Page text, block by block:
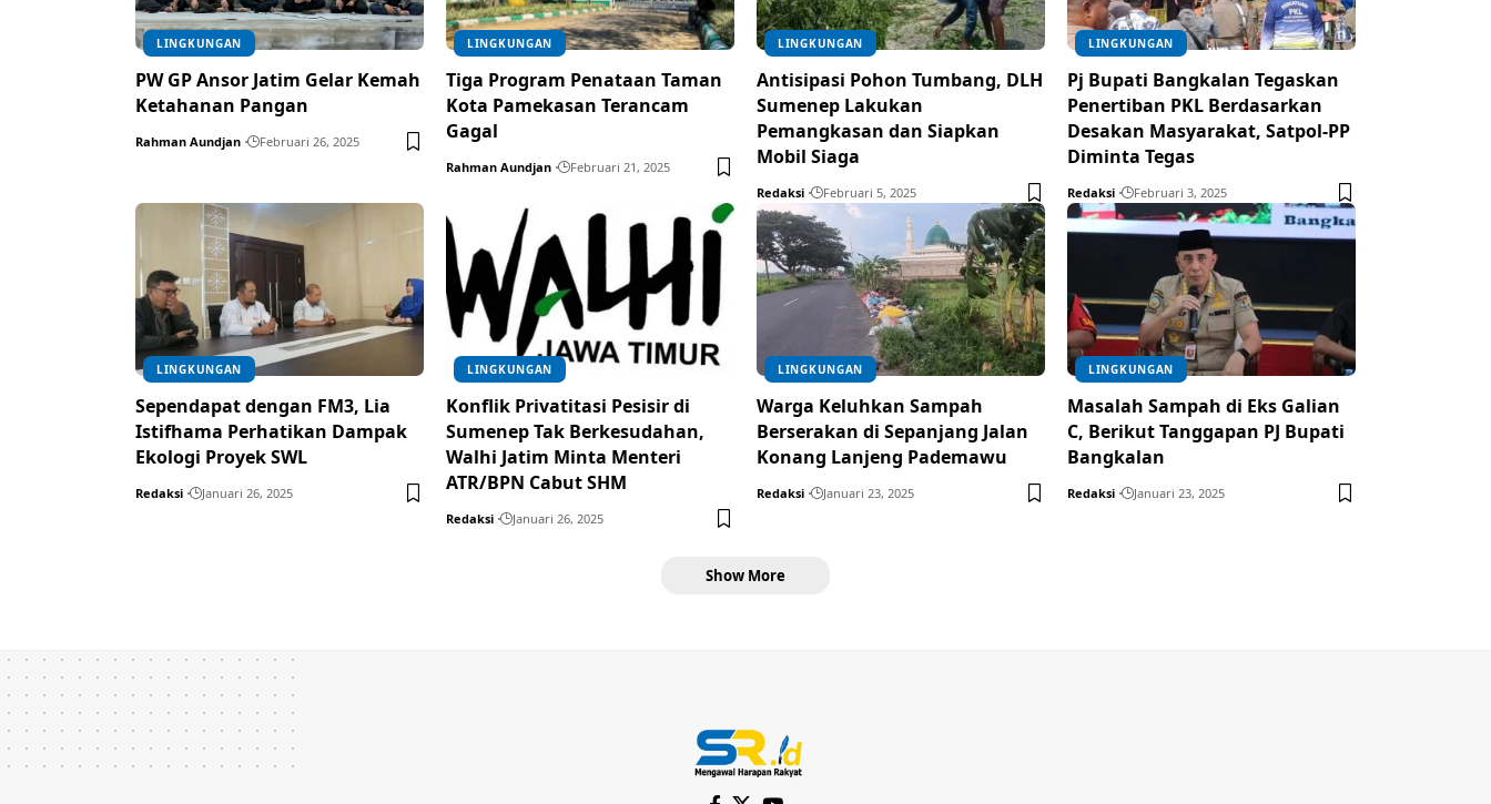
LINGKUNGAN
PW GP Ansor Jatim Gelar Kemah
Ketahanan Pangan
Rahman Aundjan Februari 26, 2025
LINGKUNGAN
Tiga Program Penataan Taman
Kota Pamekasan Terancam
Gagal
Rahman Aundjan Februari 21, 2025
LINGKUNGAN
Antisipasi Pohon Tumbang, DLH
Sumenep Lakukan
Pemangkasan dan Siapkan
Mobil Siaga
Redaksi Februari 5, 2025
LINGKUNGAN
Pj Bupati Bangkalan Tegaskan
Penertiban PKL Berdasarkan
Desakan Masyarakat, Satpol-PP
Diminta Tegas
Redaksi Februari 3, 2025
LINGKUNGAN
Sependapat dengan FM3, Lia
Istifhama Perhatikan Dampak
Ekologi Proyek SWL
Redaksi Januari 26, 2025
LINGKUNGAN
Konflik Privatitasi Pesisir di
Sumenep Tak Berkesudahan,
Walhi Jatim Minta Menteri
ATR/BPN Cabut SHM
Redaksi Januari 26, 2025
LINGKUNGAN
Warga Keluhkan Sampah
Berserakan di Sepanjang Jalan
Konang Lanjeng Pademawu
Redaksi Januari 23, 2025
LINGKUNGAN
Masalah Sampah di Eks Galian
C, Berikut Tanggapan PJ Bupati
Bangkalan
Redaksi Januari 23, 2025
Show More